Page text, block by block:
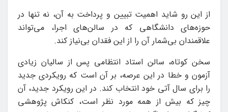
از این رو شاید اهمیت تبیین و پرداخت به آن، نه تنها در
حوزه‌های دانشگاهی که در سالن‌های اجرا، می‌تواند
علاقمندان بی‌شمار آن را از این فقدان بی‌نیاز کند.
سخن کوتاه، سالن استاد انتظامی پس از سالیان زیادی
آزمون و خطا در این عرصه، بر آن است که رویکردی جدید
را برای سال آتی خود انتخاب کند. در این رویکرد جدید، آن
چیز که بیش از همه مورد نظر است، کنکاش پژوهشی